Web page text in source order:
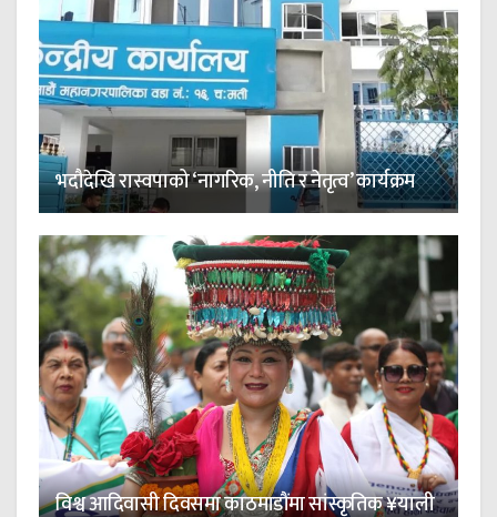
भदौदेखि रास्वपाको ‘नागरिक, नीति र नेतृत्व’ कार्यक्रम
विश्व आदिवासी दिवसमा काठमाडौंमा सांस्कृतिक ¥याली